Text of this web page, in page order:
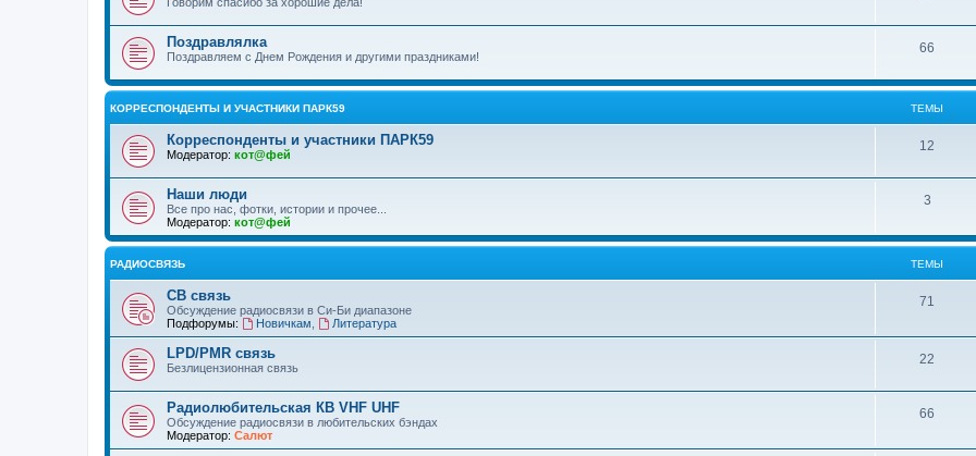
Поздравлялка
Поздравляем с Днем Рождения и другими праздниками!
66
КОРРЕСПОНДЕНТЫ И УЧАСТНИКИ ПАРК59 ТЕМЫ
Корреспонденты и участники ПАРК59
Модератор: кот@фей
12
Наши люди
Все про нас, фотки, истории и прочее...
Модератор: кот@фей
3
РАДИОСВЯЗЬ ТЕМЫ
СВ связь
Обсуждение радиосвязи в Си-Би диапазоне
Подфорумы:
Новичкам Литература
71
LPD/PMR связь
Безлицензионная связь
22
Радиолюбительская КВ VHF UHF
Обсуждение радиосвязи в любительских бэндах
Модератор: Салют
66